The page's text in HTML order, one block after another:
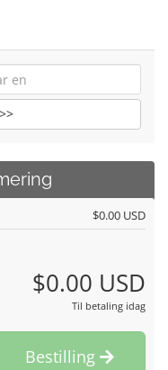
$0.00 USD
$0.00 USD
Til betaling idag
Bestilling